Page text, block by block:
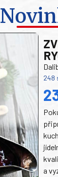
248
a